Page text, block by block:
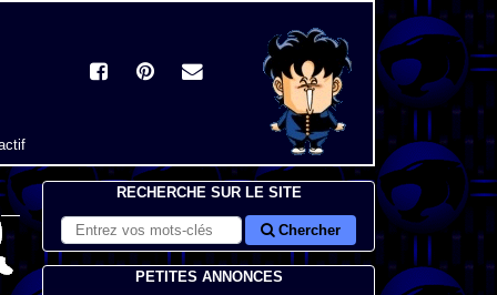
RECHERCHE SUR LE SITE
Chercher
PETITES ANNONCES